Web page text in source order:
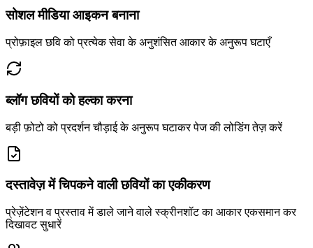
सोशल मीडिया आइकन बनाना
प्रोफ़ाइल छवि को प्रत्येक सेवा के अनुशंसित आकार के अनुरूप घटाएँ
ब्लॉग छवियों को हल्का करना
बड़ी फ़ोटो को प्रदर्शन चौड़ाई के अनुरूप घटाकर पेज की लोडिंग तेज़ करें
दस्तावेज़ में चिपकने वाली छवियों का एकीकरण
प्रेज़ेंटेशन व प्रस्ताव में डाले जाने वाले स्क्रीनशॉट का आकार एकसमान कर
दिखावट सुधारें